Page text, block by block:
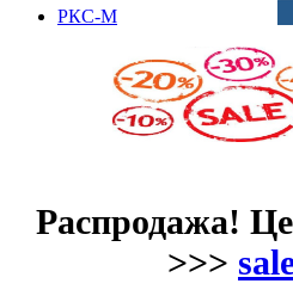
РКС-М
Распродажа!
>>>